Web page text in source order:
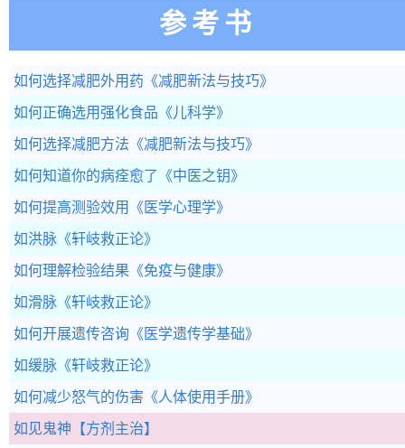
参考书
如何选择减肥外用药 《减肥新法与技巧》
如何正确选用强化食品 《儿科学》
如何选择减肥方法 《减肥新法与技巧》
如何知道你的病痊愈了 《中医之钥》
如何提高测验效用 《医学心理学》
如洪脉 《轩岐救正论》
如何理解检验结果 《免疫与健康》
如滑脉 《轩岐救正论》
如何开展遗传咨询 《医学遗传学基础》
如缓脉 《轩岐救正论》
如何减少怒气的伤害 《人体使用手册》
如见鬼神 【方剂主治】